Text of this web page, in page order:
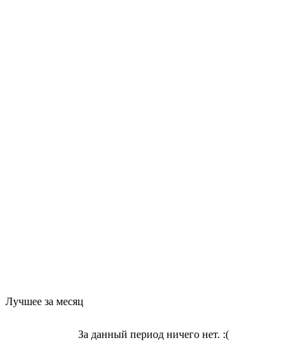
Лучшее за месяц
За данный период ничего нет. :(